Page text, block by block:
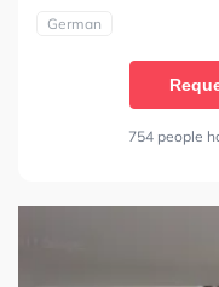
German
754 people